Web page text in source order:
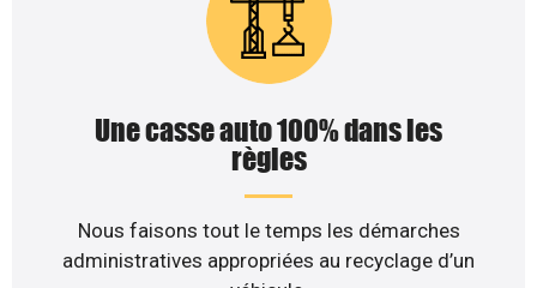
Une casse auto 100% dans les
règles
Nous faisons tout le temps les démarches
administratives appropriées au recyclage d’un